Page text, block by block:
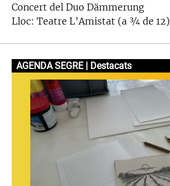
Concert del Duo Dämmerung
Lloc: Teatre L’Amistat (a ¾ de 12)
AGENDA SEGRE | Destacats